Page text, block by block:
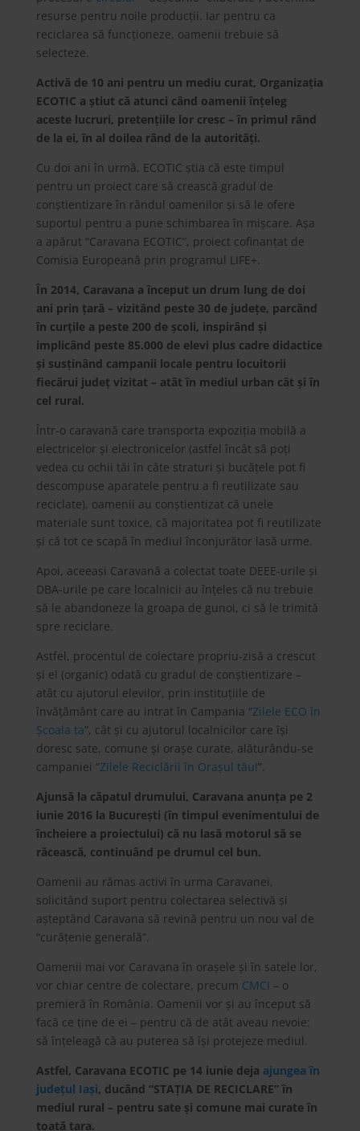
resurse pentru noile producţii. Iar pentru ca
reciclarea să funcţioneze, oamenii trebuie să
selecteze.
Activă de 10 ani pentru un mediu curat, Organizaţia
ECOTIC a știut că atunci când oamenii înţeleg
aceste lucruri, pretenţiile lor cresc – în primul rând
de la ei, în al doilea rând de la autorităţi.
Cu doi ani în urmă, ECOTIC știa că este timpul
pentru un proiect care să crească gradul de
conștientizare în rândul oamenilor și să le ofere
suportul pentru a pune schimbarea în mișcare. Așa
a apărut “Caravana ECOTIC”, proiect cofinanţat de
Comisia Europeană prin programul LIFE+.
În 2014, Caravana a început un drum lung de doi
ani prin ţară – vizitând peste 30 de judeţe, parcând
în curţile a peste 200 de școli, inspirând și
implicând peste 85.000 de elevi plus cadre didactice
și susţinând campanii locale pentru locuitorii
fiecărui judeţ vizitat – atât în mediul urban cât și în
cel rural.
Într-o caravană care transporta expoziţia mobilă a
electricelor și electronicelor (astfel încât să poţi
vedea cu ochii tăi în câte straturi și bucăţele pot fi
descompuse aparatele pentru a fi reutilizate sau
reciclate), oamenii au conștientizat că unele
materiale sunt toxice, că majoritatea pot fi reutilizate
și că tot ce scapă în mediul înconjurător lasă urme.
Apoi, aceeași Caravană a colectat toate DEEE-urile și
DBA-urile pe care localnicii au înţeles că nu trebuie
să le abandoneze la groapa de gunoi, ci să le trimită
spre reciclare.
Astfel, procentul de colectare propriu-zisă a crescut
și el (organic) odată cu gradul de conștientizare –
atât cu ajutorul elevilor, prin instituţiile de
învăţământ care au intrat în Campania “Zilele ECO în
Școala ta”, cât și cu ajutorul localnicilor care își
doresc sate, comune și orașe curate, alăturându-se
campaniei “Zilele Reciclării în Orașul tău!”.
Ajunsă la căpatul drumului, Caravana anunţa pe 2
iunie 2016 la București (în timpul evenimentului de
încheiere a proiectului) că nu lasă motorul să se
răcească, continuând pe drumul cel bun.
Oamenii au rămas activi în urma Caravanei,
solicitând suport pentru colectarea selectivă și
așteptând Caravana să revină pentru un nou val de
“curăţenie generală”.
Oamenii mai vor Caravana în orașele și în satele lor,
vor chiar centre de colectare, precum CMCI – o
premieră în România. Oamenii vor și au început să
facă ce ţine de ei – pentru că de atât aveau nevoie:
să înţeleagă că au puterea să își protejeze mediul.
Astfel, Caravana ECOTIC pe 14 iunie deja ajungea în
judeţul Iași, ducând “STAŢIA DE RECICLARE” în
mediul rural – pentru sate și comune mai curate în
toată ţara.